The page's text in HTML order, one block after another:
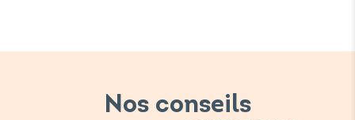
Nos conseils